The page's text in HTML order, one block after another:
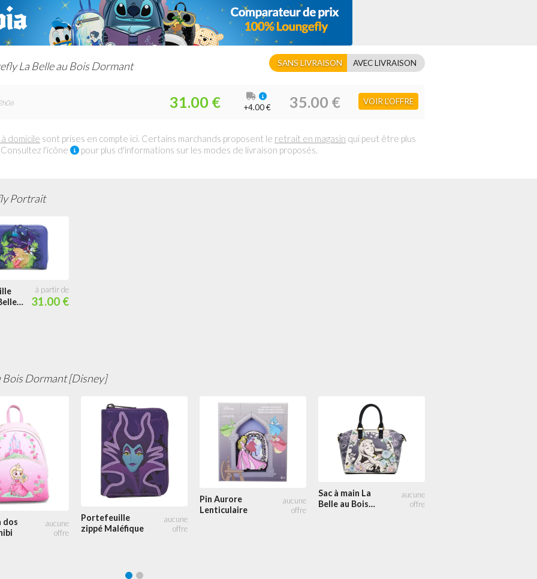
La Belle au Bois Dormant SANS LIVRAISON AVEC LIVRAISON
31.00 € 35.00 € VOIR L'OFFRE
+4.00 €
domicile sont prises en compte ici. Certains marchands proposent le retrait en magasin qui peut être plus
l'icône
pour plus d'informations sur les modes de livraison proposés.
Portrait
31.00 €
Bois Dormant [Disney]
dos
Portefeuille
zippé Maléfique
Pin Aurore
Lenticulaire
Sac à main La
Belle au Bois